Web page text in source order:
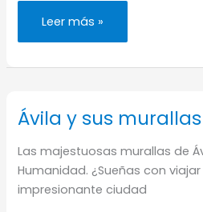
3
imperdibles
visitar
Leer más »
Ávila y sus murallas
Las majestuosas murallas de
Humanidad. ¿Sueñas con
impresionante ciudad